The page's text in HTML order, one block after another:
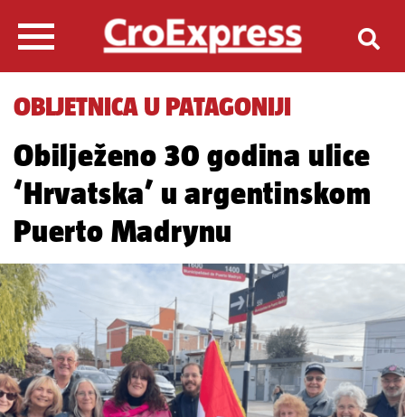
OBLJETNICA U PATAGONIJI
Obilježeno 30 godina ulice
‘Hrvatska’ u argentinskom
Puerto Madrynu